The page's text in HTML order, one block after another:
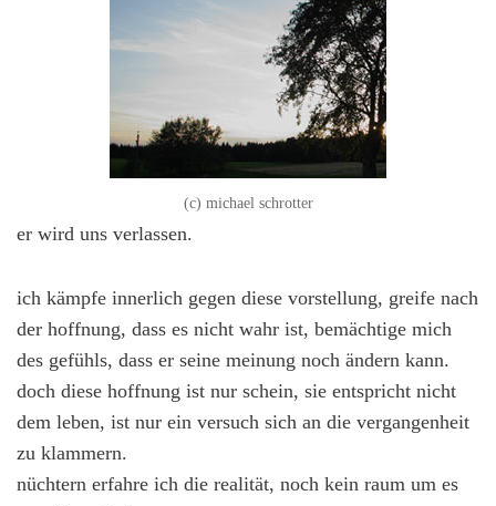
(c) michael schrotter
er wird uns verlassen.
ich kämpfe innerlich gegen diese vorstellung, greife nach
der hoffnung, dass es nicht wahr ist, bemächtige mich
des gefühls, dass er seine meinung noch ändern kann.
doch diese hoffnung ist nur schein, sie entspricht nicht
dem leben, ist nur ein versuch sich an die vergangenheit
zu klammern.
nüchtern erfahre ich die realität, noch kein raum um es